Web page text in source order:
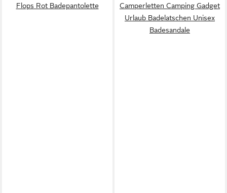
Flops Rot Badepantolette
Camperletten Camping Gadget
Urlaub Badelatschen Unisex
Badesandale